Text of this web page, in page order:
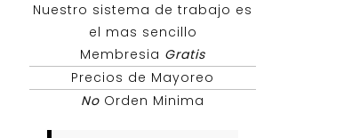
Nuestro sistema de trabajo es
el mas sencillo
Membresia Gratis
Precios de Mayoreo
No Orden Minima